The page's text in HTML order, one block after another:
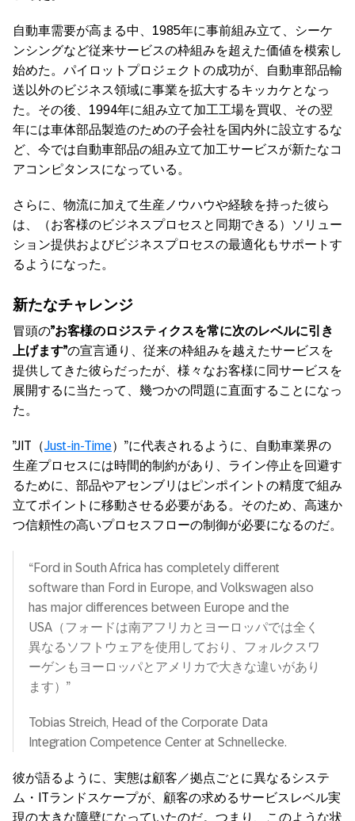
自動車需要が高まる中、1985年に事前組み立て、シーケ
ンシングなど従来サービスの枠組みを超えた価値を模索し
始めた。パイロットプロジェクトの成功が、自動車部品輸
送以外のビジネス領域に事業を拡大するキッカケとなっ
た。その後、1994年に組み立て加工工場を買収、その翌
年には車体部品製造のための子会社を国内外に設立するな
ど、今では自動車部品の組み立て加工サービスが新たなコ
アコンピタンスになっている。
さらに、物流に加えて生産ノウハウや経験を持った彼ら
は、（お客様のビジネスプロセスと同期できる）ソリュー
ション提供およびビジネスプロセスの最適化もサポートす
るようになった。
新たなチャレンジ
冒頭の”お客様のロジスティクスを常に次のレベルに引き
上げます”の宣言通り、従来の枠組みを越えたサービスを
提供してきた彼らだったが、様々なお客様に同サービスを
展開するに当たって、幾つかの問題に直面することになっ
た。
”JIT（Just-in-Time）”に代表されるように、自動車業界の
生産プロセスには時間的制約があり、ライン停止を回避す
るために、部品やアセンブリはピンポイントの精度で組み
立てポイントに移動させる必要がある。そのため、高速か
つ信頼性の高いプロセスフローの制御が必要になるのだ。
“Ford in South Africa has completely different
software than Ford in Europe, and Volkswagen also
has major differences between Europe and the
USA（フォードは南アフリカとヨーロッパでは全く
異なるソフトウェアを使用しており、フォルクスワ
ーゲンもヨーロッパとアメリカで大きな違いがあり
ます）”
Tobias Streich, Head of the Corporate Data
Integration Competence Center at Schnellecke.
彼が語るように、実態は顧客／拠点ごとに異なるシステ
ム・ITランドスケープが、顧客の求めるサービスレベル実
現の大きな障壁になっていたのだ。つまり、このような状